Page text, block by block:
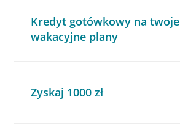
Kredyt gotówkowy na twoje
wakacyjne plany
Zyskaj 1000 zł